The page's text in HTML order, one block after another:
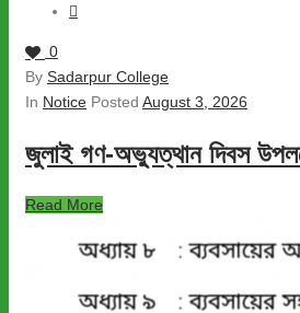
0
By Sadarpur College
In Notice Posted August 3, 2026
জুলাই গণ-অভ্যুত্থান দিবস
Read More